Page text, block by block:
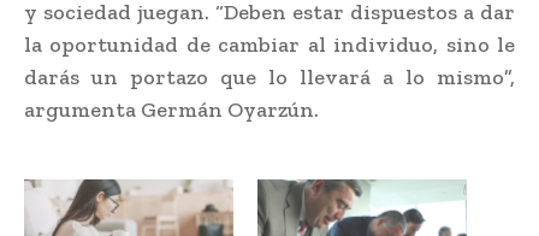
y sociedad juegan. “Deben estar dispuestos a dar
la oportunidad de cambiar al individuo, sino le
darás un portazo que lo llevará a lo mismo”,
argumenta Germán Oyarzún.